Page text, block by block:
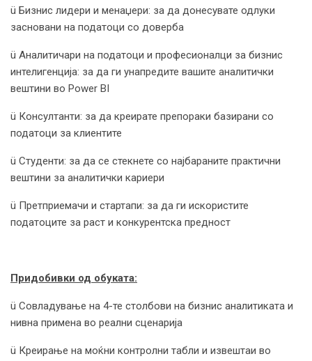
ü Бизнис лидери и менаџери: за да донесувате одлуки
засновани на податоци со доверба
ü Аналитичари на податоци и професионалци за бизнис
интелигенција: за да ги унапредите вашите аналитички
вештини во Power BI
ü Консултанти: за да креирате препораки базирани со
податоци за клиентите
ü Студенти: за да се стекнете со најбараните практични
вештини за аналитички кариери
ü Претприемачи и стартапи: за да ги искористите
податоците за раст и конкурентска предност
Придобивки од обуката:
ü Совладување на 4-те столбови на бизнис аналитиката и
нивна примена во реални сценарија
ü Креирање на моќни контролни табли и извештаи во